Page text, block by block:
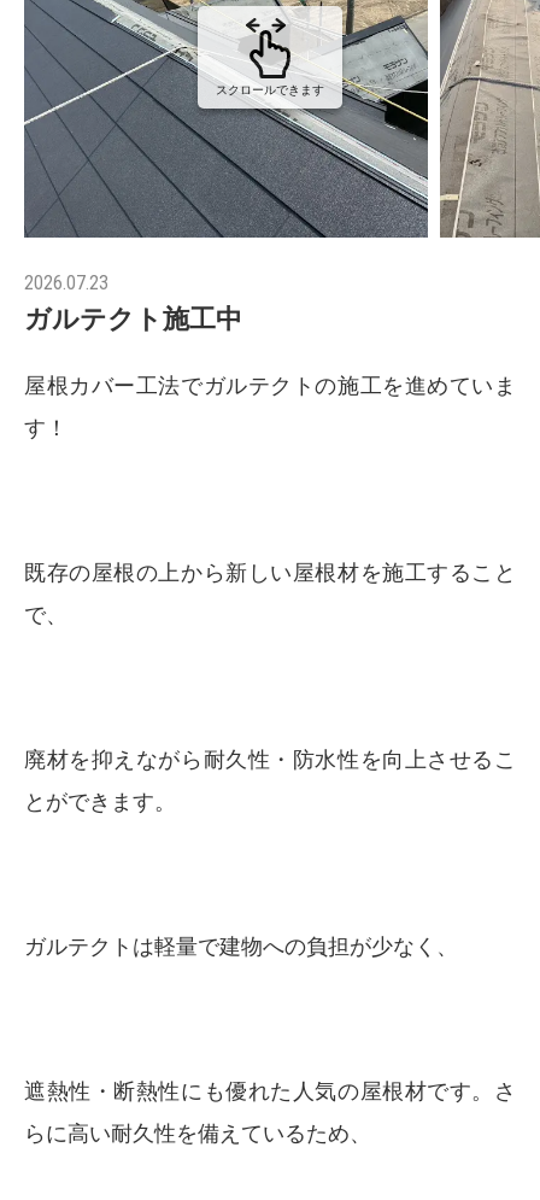
スクロールできます
2026.07.23
ガルテクト施工中
屋根カバー工法でガルテクトの施工を進めていま
す！
既存の屋根の上から新しい屋根材を施工すること
で、
廃材を抑えながら耐久性・防水性を向上させるこ
とができます。
ガルテクトは軽量で建物への負担が少なく、
遮熱性・断熱性にも優れた人気の屋根材です。さ
らに高い耐久性を備えているため、